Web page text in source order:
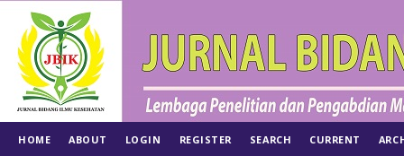
HOME ABOUT LOGIN REGISTER SEARCH CURRENT